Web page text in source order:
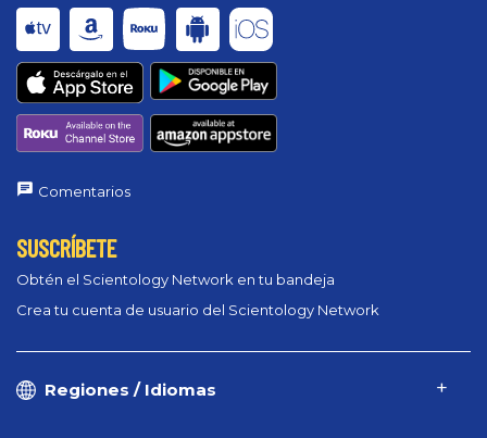
Comentarios
SUSCRÍBETE
Obtén el Scientology Network en tu bandeja
Crea tu cuenta de usuario del Scientology Network
Regiones / Idiomas